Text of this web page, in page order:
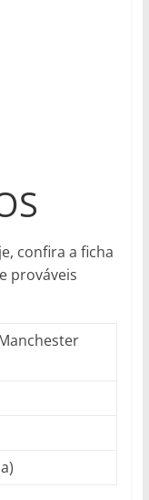
confira a ficha
prováveis